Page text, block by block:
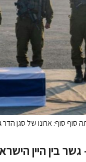
סוף סוף: ארונו של סגן הדר
גשר בין היין